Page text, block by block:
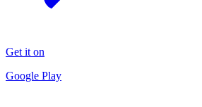
Get it on
Google Play